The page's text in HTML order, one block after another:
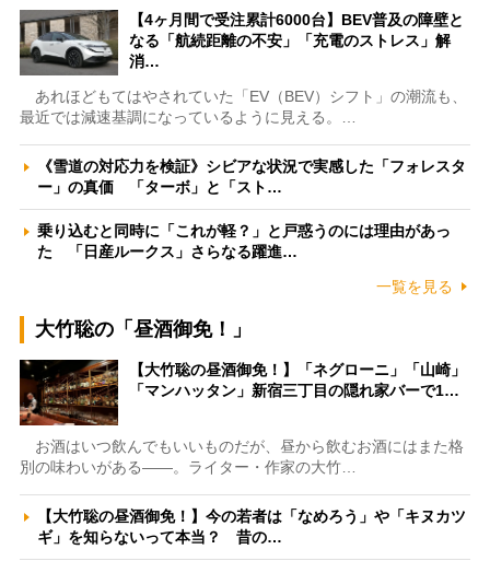
【4ヶ月間で受注累計6000台】BEV普及の障壁と
なる「航続距離の不安」「充電のストレス」解
消…
あれほどもてはやされていた「EV（BEV）シフト」の潮流も、
最近では減速基調になっているように見える。…
《雪道の対応力を検証》シビアな状況で実感した「フォレスタ
ー」の真価 「ターボ」と「スト…
乗り込むと同時に「これが軽？」と戸惑うのには理由があっ
た 「日産ルークス」さらなる躍進…
一覧を見る
大竹聡の「昼酒御免！」
【大竹聡の昼酒御免！】「ネグローニ」「山崎」
「マンハッタン」新宿三丁目の隠れ家バーで1…
お酒はいつ飲んでもいいものだが、昼から飲むお酒にはまた格
別の味わいがある――。ライター・作家の大竹…
【大竹聡の昼酒御免！】今の若者は「なめろう」や「キヌカツ
ギ」を知らないって本当？ 昔の…